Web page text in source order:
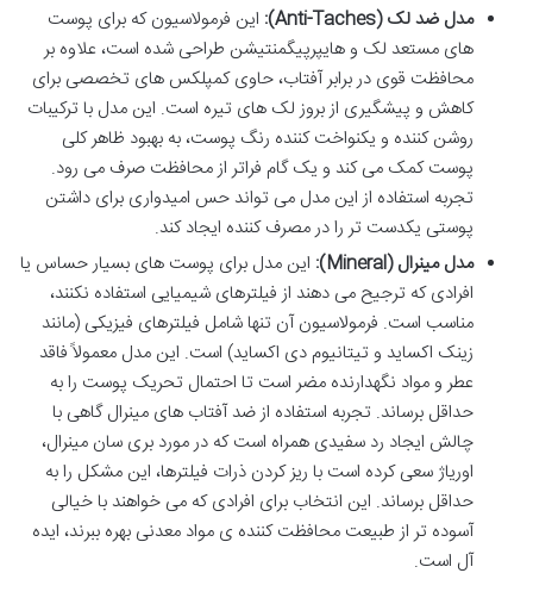
مدل ضد لک (Anti-Taches):
این فرمولاسیون که برای پوست
های مستعد لک و هایپرپیگمنتیشن طراحی شده است، علاوه بر
محافظت قوی در برابر آفتاب، حاوی کمپلکس های تخصصی برای
کاهش و پیشگیری از بروز لک های تیره است. این مدل با ترکیبات
روشن کننده و یکنواخت کننده رنگ پوست، به بهبود ظاهر کلی
پوست کمک می کند و یک گام فراتر از محافظت صرف می رود.
تجربه استفاده از این مدل می تواند حس امیدواری برای داشتن
پوستی یکدست تر را در مصرف کننده ایجاد کند.
مدل مینرال (Mineral):
این مدل برای پوست های بسیار حساس یا
افرادی که ترجیح می دهند از فیلترهای شیمیایی استفاده نکنند،
مناسب است. فرمولاسیون آن تنها شامل فیلترهای فیزیکی (مانند
زینک اکساید و تیتانیوم دی اکساید) است. این مدل معمولاً فاقد
عطر و مواد نگهدارنده مضر است تا احتمال تحریک پوست را به
حداقل برساند. تجربه استفاده از ضد آفتاب های مینرال گاهی با
چالش ایجاد رد سفیدی همراه است که در مورد بری سان مینرال،
اوریاژ سعی کرده است با ریز کردن ذرات فیلترها، این مشکل را به
حداقل برساند. این انتخاب برای افرادی که می خواهند با خیالی
آسوده تر از طبیعت محافظت کننده ی مواد معدنی بهره ببرند، ایده
آل است.